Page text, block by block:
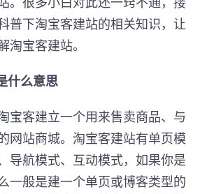
普下淘宝客建站的相关知识，让
淘宝客建站。
什么意思
宝客建立一个用来售卖商品、与
网站商城。淘宝客建站有单页模
导航模式、互动模式，如果你是
一般是建一个单页或博客类型的